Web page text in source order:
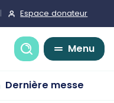
Espace donateur
Recherche
Menu
Dernière messe